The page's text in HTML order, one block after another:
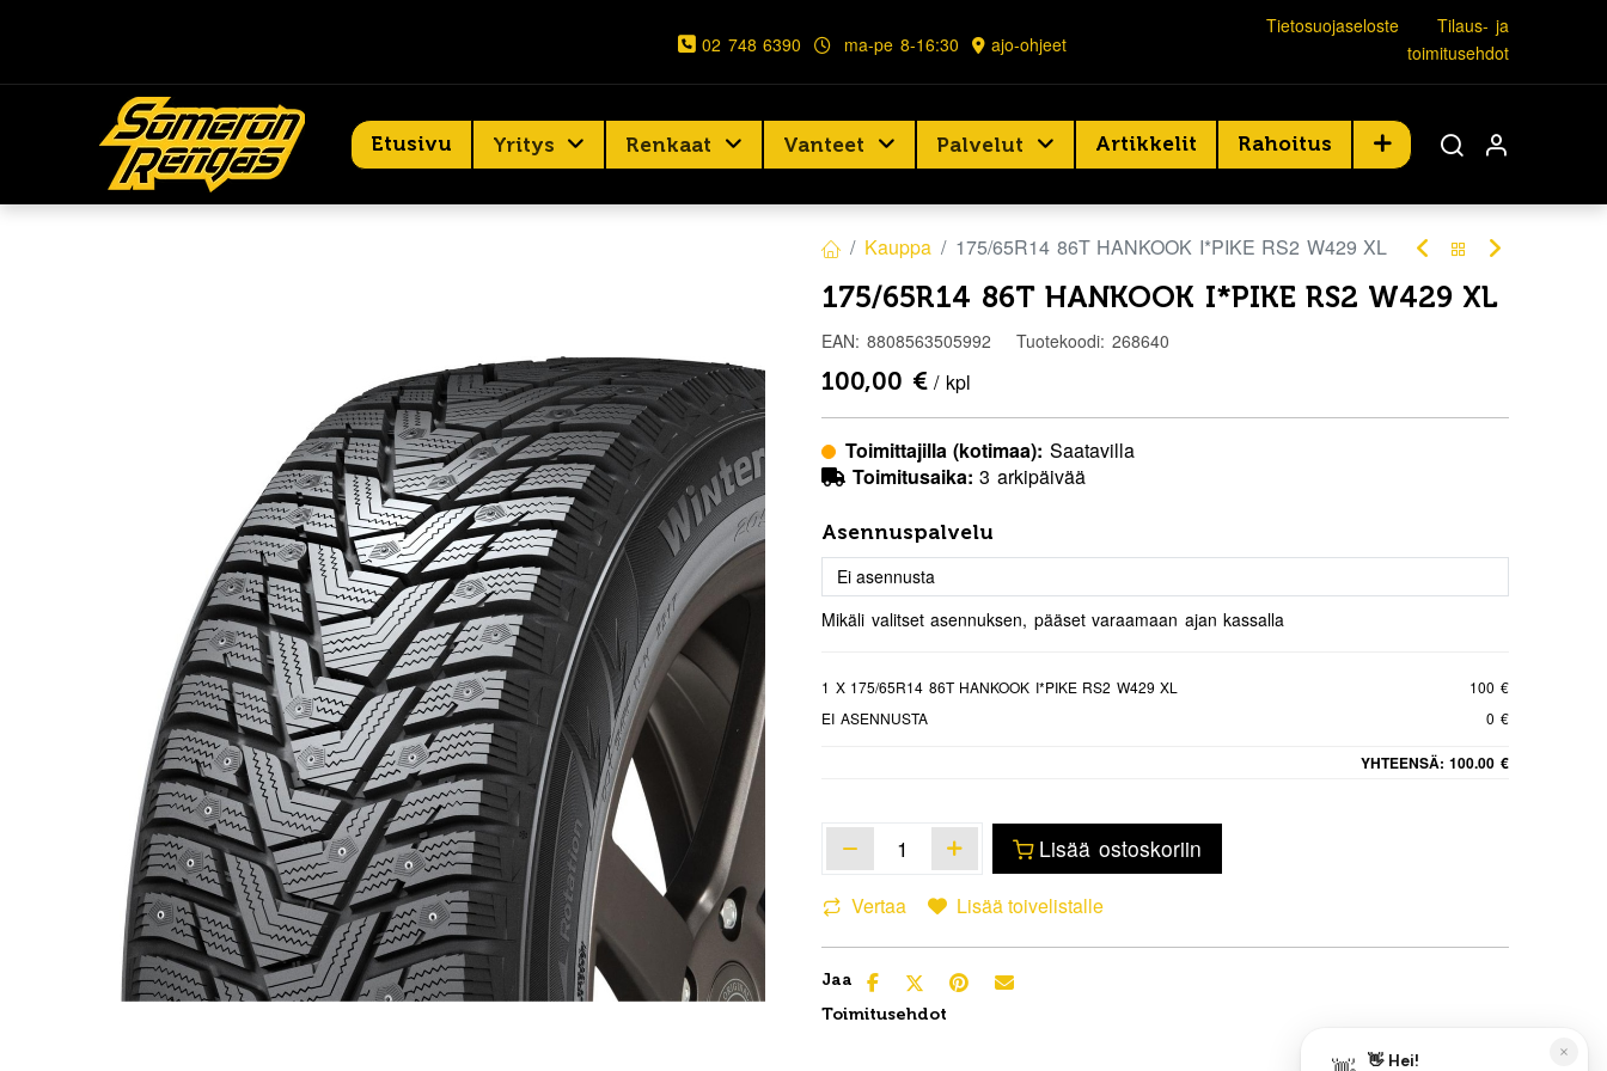
02 748 6390 ma-pe 8-16:30 ajo-ohjeet
Tietosuojaseloste
Tilaus- ja
toimitusehdot
Etusivu Yritys Renkaat Vanteet Palvelut Artikkelit Rahoitus
Kauppa 175/65R14 86T HANKOOK I*PIKE RS2 W429 XL
175/65R14 86T HANKOOK I*PIKE RS2 W429 XL
EAN: 8808563505992 Tuotekoodi: 268640
100,00 € / kpl
Toimittajilla (kotimaa): Saatavilla
Toimitusaika: 3 arkipäivää
Asennuspalvelu
Mikäli valitset asennuksen, pääset varaamaan ajan kassalla
1 X 175/65R14 86T HANKOOK I*PIKE RS2 W429 XL
100 €
EI ASENNUSTA
0 €
YHTEENSÄ: 100.00 €
Lisää ostoskoriin
Vertaa Lisää toivelistalle
Jaa
Toimitusehdot